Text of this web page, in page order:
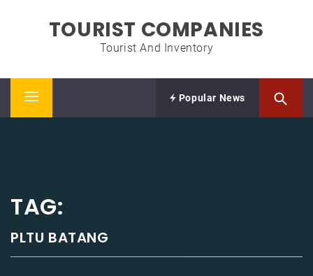
TOURIST COMPANIES
Tourist And Inventory
Primary
Popular News
TAG:
PLTU BATANG